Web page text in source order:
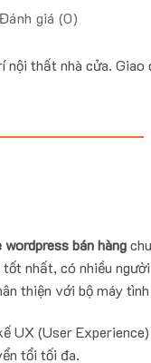
Đánh giá (0)
thất nhà cửa.
wordpress bán hàng
nhất, có nhiều
thiện với bộ máy
UX (User
tổi tối đa.